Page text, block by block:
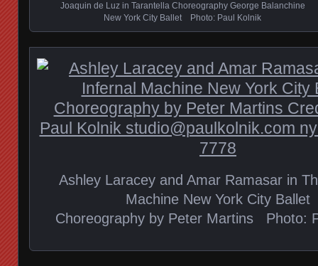
Joaquin de Luz in Tarantella Choreography George Balanchine
New York City Ballet Photo: Paul Kolnik
Ashley Laracey and Amar Ramasar in
Machine New York City Ballet
Choreography by Peter Martins Photo: